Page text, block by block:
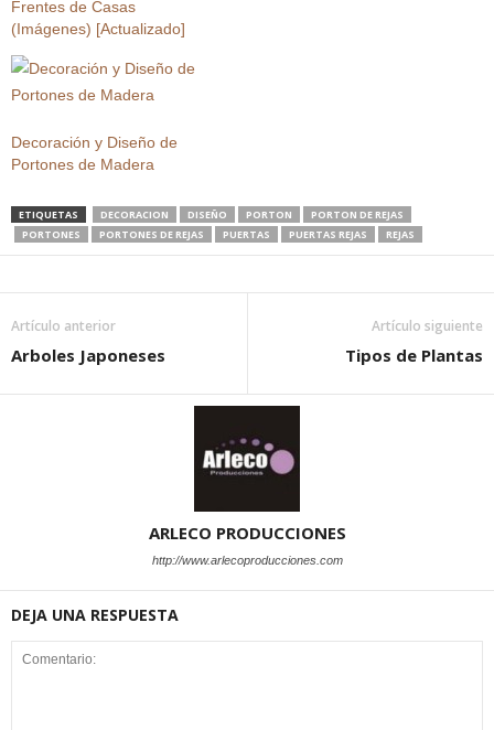
Frentes de Casas
(Imágenes) [Actualizado]
Decoración y Diseño de
Portones de Madera
ETIQUETAS DECORACION DISEÑO PORTON
PORTON DE REJAS
PORTONES
PORTONES DE REJAS PUERTAS PUERTAS REJAS REJAS
Artículo anterior
Arboles Japoneses
Artículo siguiente
Tipos de Plantas
ARLECO PRODUCCIONES
http://www.arlecoproducciones.com
DEJA UNA RESPUESTA